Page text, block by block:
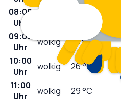
08:00
Uhr
09:00
Uhr
wolkig 23°C
10:00
Uhr
wolkig 26°C
11:00
Uhr
wolkig 29°C